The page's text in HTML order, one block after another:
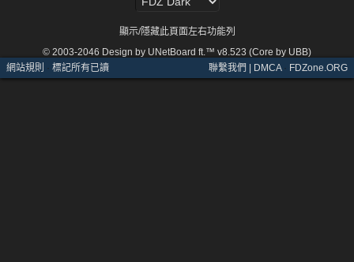
顯示/隱藏此頁面左右功能列
© 2003-2046 Design by UNetBoard ft.™ v8.523 (Core by UBB)
網站規則 · 標記所有已讀 聯繫我們 | DMCA· FDZone.ORG